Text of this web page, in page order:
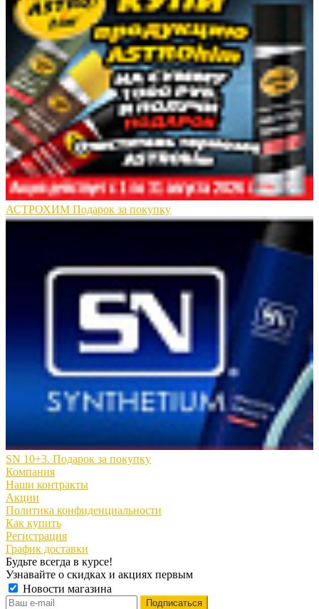
АСТРОХИМ Подарок за покупку
SN 10+3. Подарок за покупку
Компания
Наши контракты
Акции
Политика конфиденциальности
Как купить
Регистрация
График доставки
Будьте всегда в курсе!
Узнавайте о скидках и акциях первым
Новости магазина